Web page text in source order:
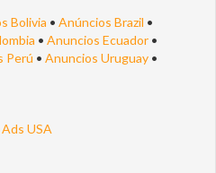
Bolivia • Anúncios Brazil •
• Anuncios Ecuador •
Perú • Anuncios Uruguay •
Ads USA